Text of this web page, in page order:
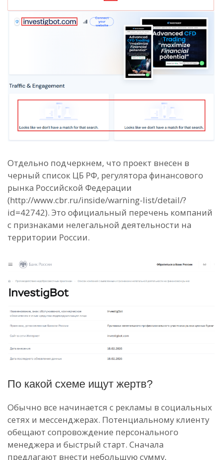
Отдельно подчеркнем, что проект внесен в
черный список ЦБ РФ, регулятора финансового
рынка Российской Федерации
(http://www.cbr.ru/inside/warning-list/detail/?
id=42742). Это официальный перечень компаний
с признаками нелегальной деятельности на
территории России.
По какой схеме ищут жертв?
Обычно все начинается с рекламы в социальных
сетях и мессенджерах. Потенциальному клиенту
обещают сопровождение персонального
менеджера и быстрый старт. Сначала
предлагают внести небольшую сумму,